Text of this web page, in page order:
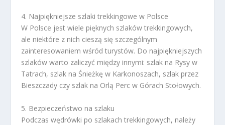
4. Najpiękniejsze szlaki trekkingowe w Polsce
W Polsce jest wiele pięknych szlaków trekkingowych,
ale niektóre z nich cieszą się szczególnym
zainteresowaniem wśród turystów. Do najpiękniejszych
szlaków warto zaliczyć między innymi: szlak na Rysy w
Tatrach, szlak na Śnieżkę w Karkonoszach, szlak przez
Bieszczady czy szlak na Orlą Perc w Górach Stołowych.
5. Bezpieczeństwo na szlaku
Podczas wędrówki po szlakach trekkingowych, należy